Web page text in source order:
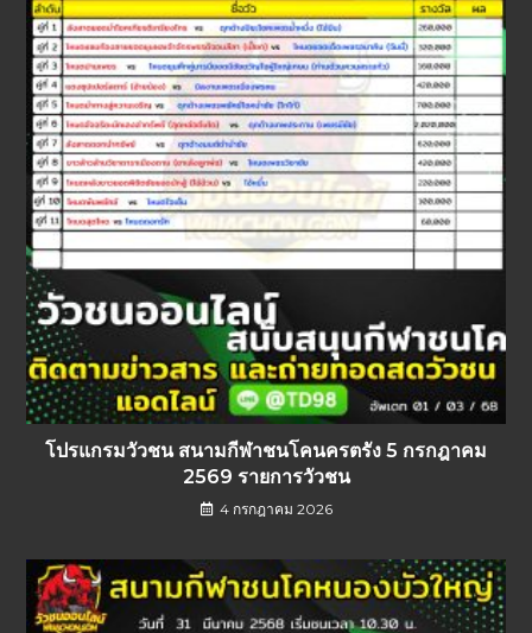
โปรแกรมวัวชน สนามกีฬาชนโคนครตรัง 5 กรกฎาคม
2569 รายการวัวชน
4 กรกฎาคม 2026